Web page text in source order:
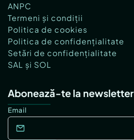
ANPC
Termeni și condiții
Politica de cookies
Politica de confidențialitate
Setări de confidențialitate
SAL și SOL
Abonează-te la newsletter
Email